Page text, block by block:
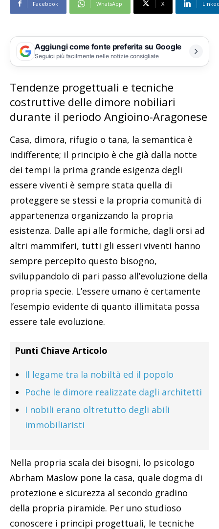
Facebook WhatsApp X
Aggiungi come fonte preferita su Google
Seguici più facilmente nelle notizie consigliate
Tendenze progettuali e tecniche
costruttive delle dimore nobiliari
durante il periodo Angioino-Aragonese
Casa, dimora, rifugio o tana, la semantica è
indifferente; il principio è che già dalla notte
dei tempi la prima grande esigenza degli
essere viventi è sempre stata quella di
proteggere se stessi e la propria comunità di
appartenenza organizzando la propria
esistenza. Dalle api alle formiche, dagli orsi ad
altri mammiferi, tutti gli esseri viventi hanno
sempre percepito questo bisogno,
sviluppandolo di pari passo all’evoluzione della
propria specie. L’essere umano è certamente
l’esempio evidente di quanto illimitata possa
essere tale evoluzione.
Punti Chiave Articolo
Il legame tra la nobiltà ed il popolo
Poche le dimore realizzate dagli architetti
I nobili erano oltretutto degli abili
immobiliaristi
Nella propria scala dei bisogni, lo psicologo
Abrham Maslow pone la casa, quale dogma di
protezione e sicurezza al secondo gradino
della propria piramide. Per uno studioso
conoscere i principi progettuali, le tecniche